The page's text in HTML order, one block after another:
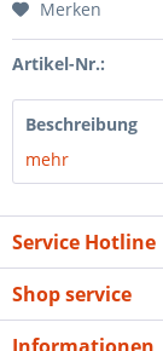
Merken
Artikel-Nr.:
Beschreibung
mehr
Service Hotline
Shop service